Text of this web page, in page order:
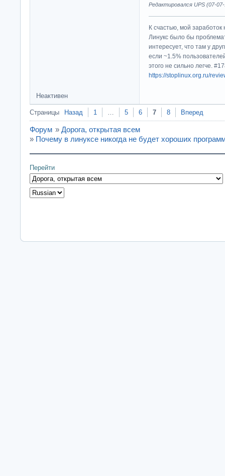
Редактировался UPS (07-
К счастью, мой
Линукс было бы
интересует, что там у
если ~1.5%
этого не сильно легче.
https://stoplinux.org.ru/
Неактивен
Страницы Назад 1 5 6 7 8 Вперед
Форум » Дорога, открытая всем
» Почему в линуксе никогда не будет хороших
Перейти